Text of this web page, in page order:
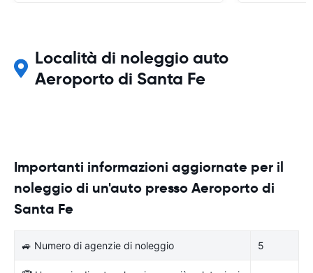
Località di noleggio auto
Aeroporto di Santa Fe
Importanti informazioni aggiornate per il
noleggio di un'auto presso Aeroporto di
Santa Fe
🚙 Numero di agenzie di noleggio 5